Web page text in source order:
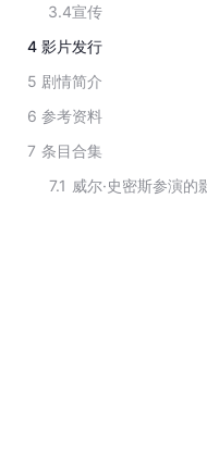
3.4宣传
4 影片发行
5 剧情简介
6 参考资料
7 条目合集
7.1